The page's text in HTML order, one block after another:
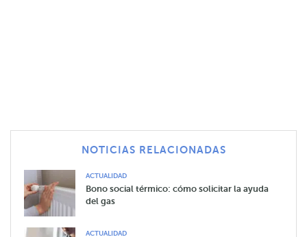
NOTICIAS RELACIONADAS
ACTUALIDAD
Bono social térmico: cómo solicitar la ayuda
del gas
ACTUALIDAD